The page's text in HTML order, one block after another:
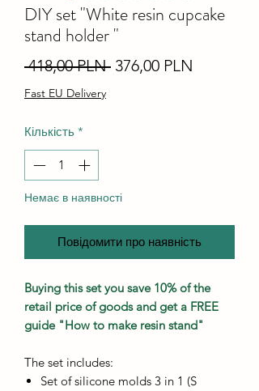
DIY set "White resin cupcake
stand holder "
418,00 PLN Звичайна
376,00 PLN
Fast EU Delivery
Кількість *
Немає в наявності
Повідомити про наявність
Buying this set you save 10% of the
retail price of goods and get a FREE
guide "How to make resin stand"
The set includes:
Set of silicone molds 3 in 1 (S